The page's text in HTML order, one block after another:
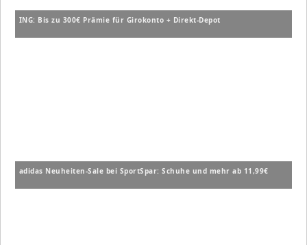
ING: Bis zu 300€ Prämie für Girokonto + Direkt-Depot
adidas Neuheiten-Sale bei SportSpar: Schuhe und mehr ab 11,99€